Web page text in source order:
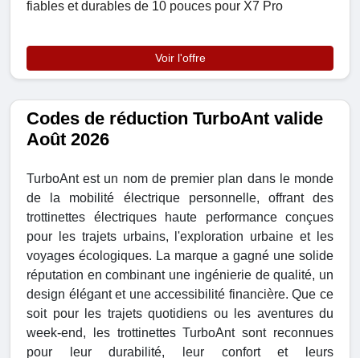
fiables et durables de 10 pouces pour X7 Pro
Voir l'offre
Codes de réduction TurboAnt valide
Août 2026
TurboAnt est un nom de premier plan dans le monde
de la mobilité électrique personnelle, offrant des
trottinettes électriques haute performance conçues
pour les trajets urbains, l'exploration urbaine et les
voyages écologiques. La marque a gagné une solide
réputation en combinant une ingénierie de qualité, un
design élégant et une accessibilité financière. Que ce
soit pour les trajets quotidiens ou les aventures du
week-end, les trottinettes TurboAnt sont reconnues
pour leur durabilité, leur confort et leurs